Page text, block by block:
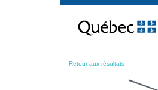
contenu
Retour aux résultats